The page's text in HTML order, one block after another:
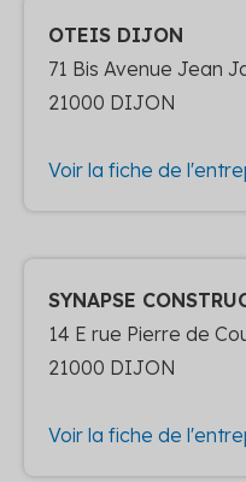
OTEIS DIJON
71 Bis Avenue Jean
21000 DIJON
Voir la fiche de
SYNAPSE
14 E rue Pierre de
21000 DIJON
Voir la fiche de